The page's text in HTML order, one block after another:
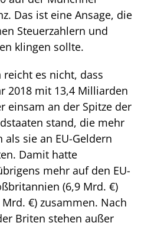
Das ist eine Ansage, die
Steuerzahlern und
klingen sollte.
es nicht, dass
2018 mit 13,4 Milliarden
einsam an der Spitze der
stand, die mehr
als sie an EU-Geldern
Damit hatte
mehr auf den EU-
(6,9 Mrd. €)
€) zusammen. Nach
Briten stehen außer